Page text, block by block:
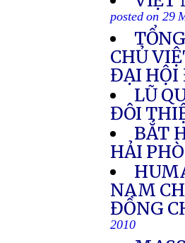
posted on 29
CHỦ
ĐẠI HỘI
LŨ
ĐÔI
BẮT
HẢI
NAM
ĐỒNG
2010